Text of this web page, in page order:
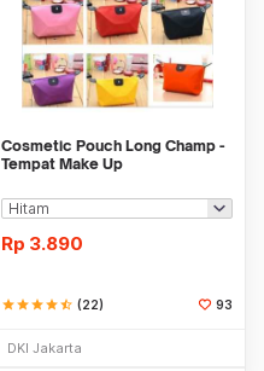
Cosmetic Pouch Long Champ -
Tempat Make Up
Rp 3.890
starstarstarstarstar_half (22) 93
DKI Jakarta